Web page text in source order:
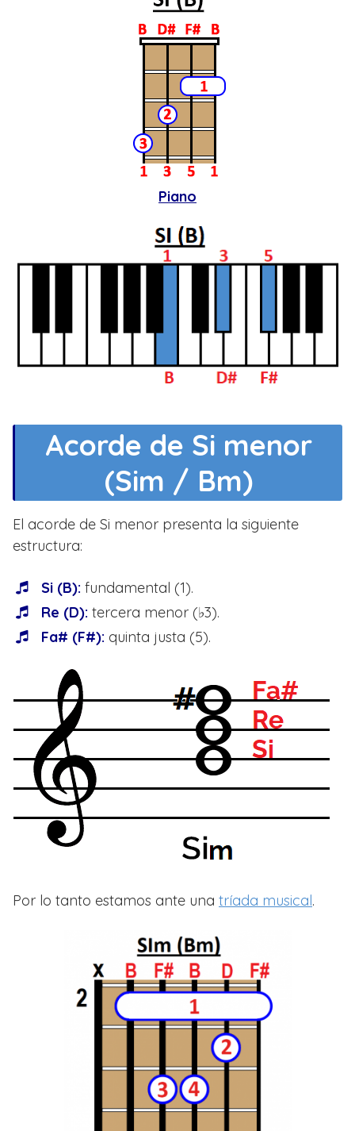
Piano
Acorde de Si menor
(Sim / Bm)
El acorde de Si menor presenta la siguiente
estructura:
Si (B): fundamental (1).
Re (D): tercera menor (♭3).
Fa# (F#): quinta justa (5).
Por lo tanto estamos ante una tríada musical.